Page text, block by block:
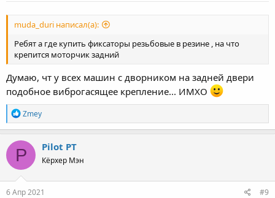
muda_duri написал(а):
Ребят а где купить фиксаторы резьбовые в резине , на что
крепится моторчик задний
Думаю, чт у всех машин с дворником на задней двери
подобное виброгасящее крепление... ИМХО
Р
е
а
к
ц
и
:
Zmey
P Pilot PT
Кёрхер Мэн
6 Апр 2021 #9